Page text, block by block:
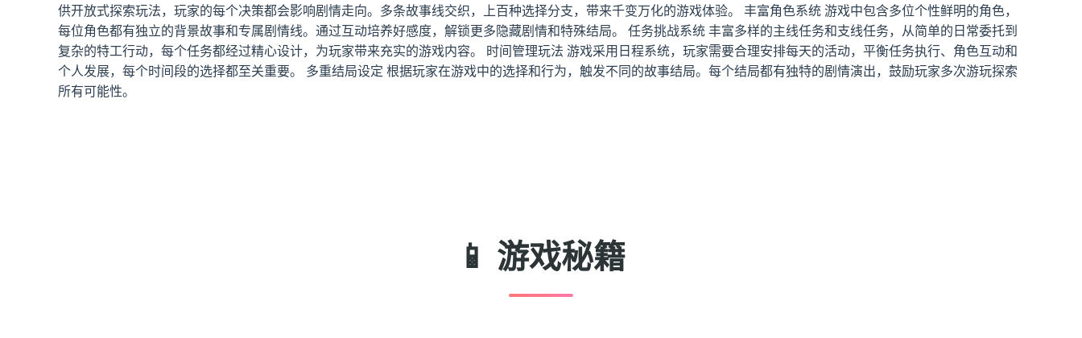
供开放式探索玩法，玩家的每个决策都会影响剧情走向。多条故事线交织，上百种选择分支，带来千变万化的游戏体验。 丰富角色系统 游戏中包含多位个性鲜明的角色，
每位角色都有独立的背景故事和专属剧情线。通过互动培养好感度，解锁更多隐藏剧情和特殊结局。 任务挑战系统 丰富多样的主线任务和支线任务，从简单的日常委托到
复杂的特工行动，每个任务都经过精心设计，为玩家带来充实的游戏内容。 时间管理玩法 游戏采用日程系统，玩家需要合理安排每天的活动，平衡任务执行、角色互动和
个人发展，每个时间段的选择都至关重要。 多重结局设定 根据玩家在游戏中的选择和行为，触发不同的故事结局。每个结局都有独特的剧情演出，鼓励玩家多次游玩探索
所有可能性。
📱 游戏秘籍